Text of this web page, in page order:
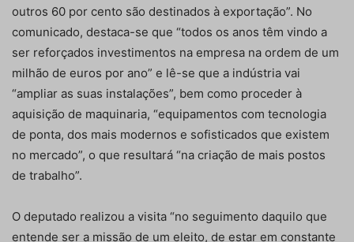
outros 60 por cento são destinados à exportação”. No
comunicado, destaca-se que “todos os anos têm vindo a
ser reforçados investimentos na empresa na ordem de um
milhão de euros por ano” e lê-se que a indústria vai
“ampliar as suas instalações”, bem como proceder à
aquisição de maquinaria, “equipamentos com tecnologia
de ponta, dos mais modernos e sofisticados que existem
no mercado”, o que resultará “na criação de mais postos
de trabalho”.
O deputado realizou a visita “no seguimento daquilo que
entende ser a missão de um eleito, de estar em constante